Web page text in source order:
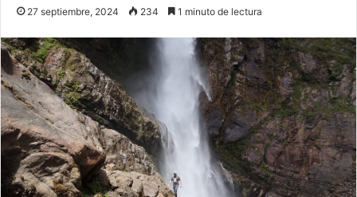
27 septiembre, 2024 234 1 minuto de lectura